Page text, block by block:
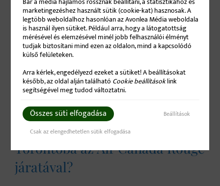
Hogyan juthatsz el gyorsan
Torontóba az Air Canada Rouge
járatával?
marketingezéshez használt sütik (cookie-kat) hasznosak. A
legtöbb weboldalhoz hasonlóan az Avonlea Média weboldala
is használ ilyen sütiket. Például arra, hogy a látogatottság
mérésével és elemzésével minél jobb felhasználói élményt
tudjak biztosítani mind ezen az oldalon, mind a kapcsolódó
külső felületeken.
Arra kérlek, engedélyezd ezeket a sütiket! A beállításokat
később, az oldal alján található Cookie beállításoklink
segítségével meg tudod változtatni.
Összes süti elfogadása
Beállítások
Csak az elengedhetetlen sütik elfogadása